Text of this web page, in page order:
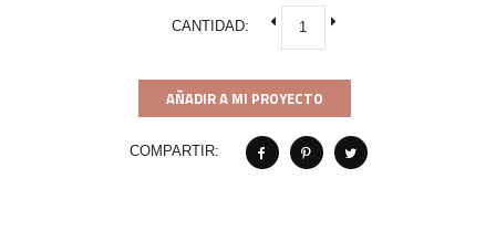
CANTIDAD:
AÑADIR A MI PROYECTO
COMPARTIR: